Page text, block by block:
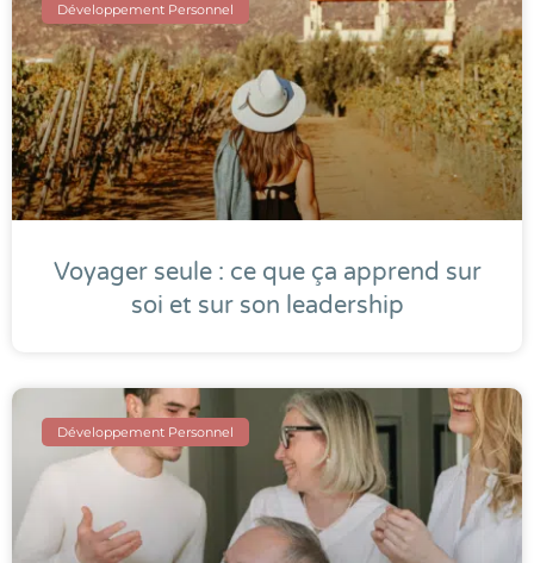
Développement Personnel
Voyager seule : ce que ça apprend sur
soi et sur son leadership
Développement Personnel